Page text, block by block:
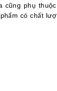
phụ
có chất